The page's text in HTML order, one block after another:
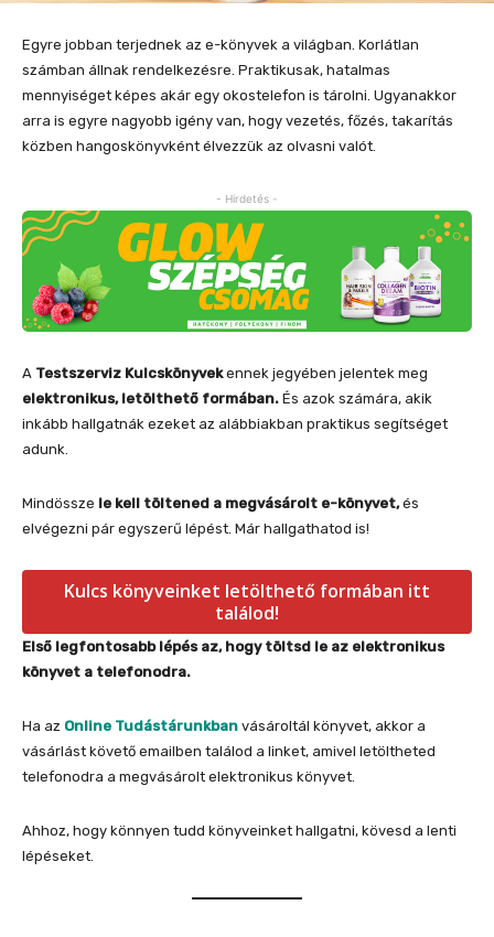
Egyre jobban terjednek az e-könyvek a világban. Korlátlan
számban állnak rendelkezésre. Praktikusak, hatalmas
mennyiséget képes akár egy okostelefon is tárolni. Ugyanakkor
arra is egyre nagyobb igény van, hogy vezetés, főzés, takarítás
közben hangoskönyvként élvezzük az olvasni valót.
- Hirdetés -
A Testszerviz Kulcskönyvekennek jegyében jelentek meg
elektronikus, letölthető formában. És azok számára, akik
inkább hallgatnák ezeket az alábbiakban praktikus segítséget
adunk.
Mindössze le kell töltened a megvásárolt e-könyvet,és
elvégezni pár egyszerű lépést. Már hallgathatod is!
Kulcs könyveinket letölthető formában itt
találod!
Első legfontosabb lépés az, hogy töltsd le az elektronikus
könyvet a telefonodra.
Ha az Online Tudástárunkban vásároltál könyvet, akkor a
vásárlást követő emailben találod a linket, amivel letöltheted
telefonodra a megvásárolt elektronikus könyvet.
Ahhoz, hogy könnyen tudd könyveinket hallgatni, kövesd a lenti
lépéseket.